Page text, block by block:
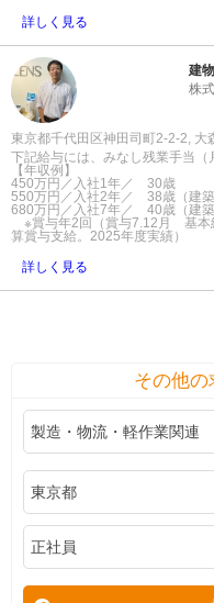
詳しく見る
建
株
東京都千代田区神田司町2-2-2, 大
下記給与には、みなし残業手当（
【年収例】
450万円／入社1年／ 30歳
550万円／入社2年／ 38歳（建築
680万円／入社7年／ 40歳（建築
※賞与年2回（賞与7.12月 基本
算賞与支給。2025年度実績）
詳しく見る
その他の